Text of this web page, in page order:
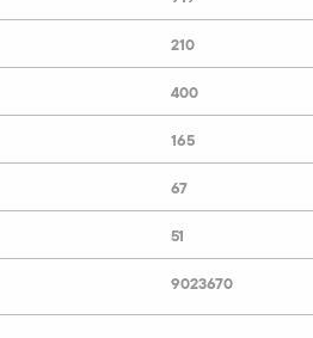
210
400
165
67
51
9023670